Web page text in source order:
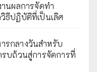
นผลการจัดทำ
ธีปฏิบัติที่เป็นเลิศ
รกลางวันสำหรับ
บถ้วนสู่การจัดการที่